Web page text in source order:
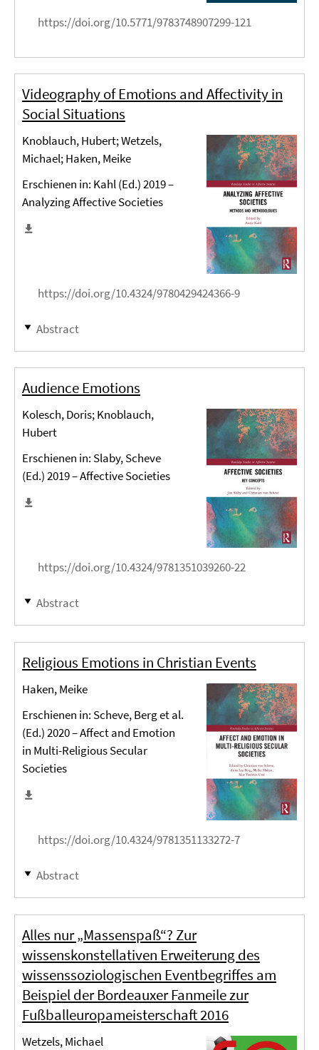
https://doi.org/10.5771/9783748907299-121
Videography of Emotions and Affectivity in
Social Situations
Knoblauch, Hubert; Wetzels,
Michael; Haken, Meike
Erschienen in: Kahl (Ed.) 2019 –
Analyzing Affective Societies
https://doi.org/10.4324/9780429424366-9
Abstract
Audience Emotions
Kolesch, Doris; Knoblauch,
Hubert
Erschienen in: Slaby, Scheve
(Ed.) 2019 – Affective Societies
https://doi.org/10.4324/9781351039260-22
Abstract
Religious Emotions in Christian Events
Haken, Meike
Erschienen in: Scheve, Berg et al.
(Ed.) 2020 – Affect and Emotion
in Multi-Religious Secular
Societies
https://doi.org/10.4324/9781351133272-7
Abstract
Alles nur „Massenspaß“? Zur
wissenskonstellativen Erweiterung des
wissenssoziologischen Eventbegriffes am
Beispiel der Bordeauxer Fanmeile zur
Fußballeuropameisterschaft 2016
Wetzels, Michael